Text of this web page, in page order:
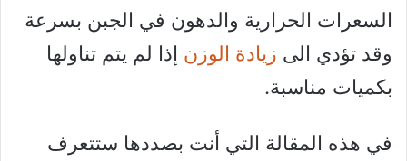
السعرات الحرارية والدهون في الجبن بسرعة
وقد تؤدي الى زيادة الوزن إذا لم يتم تناولها
بكميات مناسبة.
في هذه المقالة التي أنت بصددها ستتعرف